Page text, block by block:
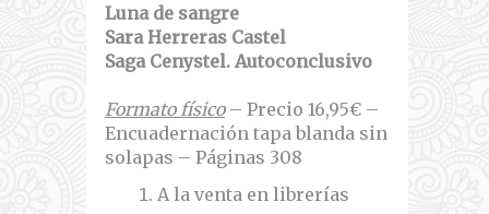
Luna de sangre
Sara Herreras Castel
Saga Cenystel. Autoconclusivo
Formato físico– Precio 16,95€ –
Encuadernación tapa blanda sin
solapas – Páginas 308
A la venta en librerías